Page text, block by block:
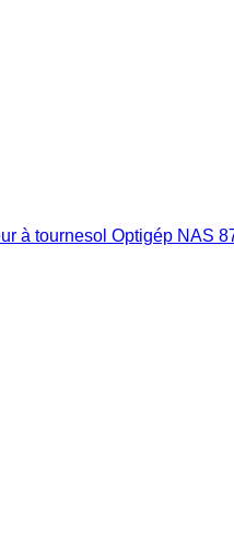
à tournesol Optigép NAS